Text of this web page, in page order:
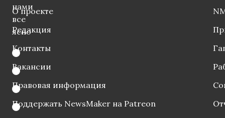
нами
все
ясно
О проекте
Редакция
Контакты
Вакансии
Правовая информация
Поддержать NewsMaker на Patreon